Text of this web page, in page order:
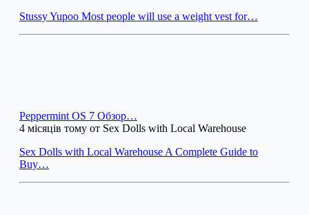
Stussy Yupoo Most people will use a weight vest for…
Peppermint OS 7 Обзор…
4 місяців тому от Sex Dolls with Local Warehouse
Sex Dolls with Local Warehouse A Complete Guide to
Buy…